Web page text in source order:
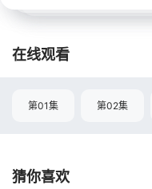
在线观看
第01集 第02集
猜你喜欢